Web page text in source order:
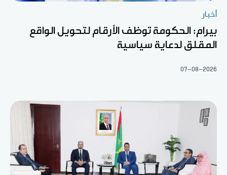
أخبار
بيرام: الحكومة توظف الأرقام لتحويل الواقع
المقلق لدعاية سياسية
07-08-2026